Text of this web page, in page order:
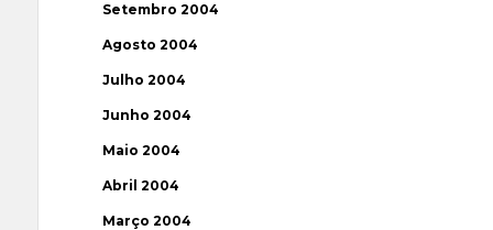
Setembro 2004
Agosto 2004
Julho 2004
Junho 2004
Maio 2004
Abril 2004
Março 2004